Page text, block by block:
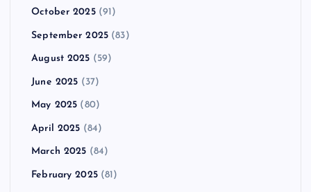
October 2025(91)
September 2025 (83)
August 2025 (59)
June 2025 (37)
May 2025 (80)
April 2025 (84)
March 2025 (84)
February 2025(81)